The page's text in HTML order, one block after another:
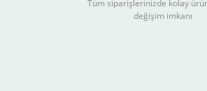
Sitemizden yapacağınız
Tüm siparişlerinizde kolay
değişim imkanı